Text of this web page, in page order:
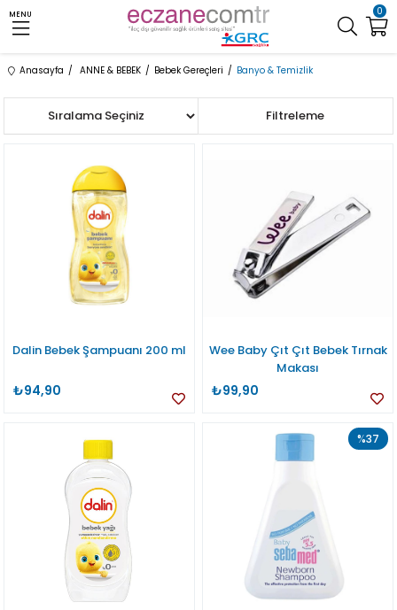
0
MENU
Anasayfa ANNE & BEBEK Bebek Gereçleri Banyo & Temizlik
Filtreleme
Sıralama
Dalin Bebek Şampuanı 200 ml
₺94,90
Wee Baby Çıt Çıt Bebek Tırnak
Makası
₺99,90
%37